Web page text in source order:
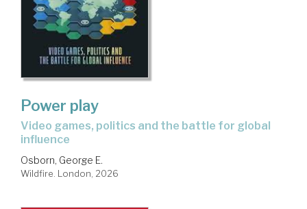
Power play
video games, politics and the battle for global
influence
Osborn, George E.
Wildfire. London, 2026